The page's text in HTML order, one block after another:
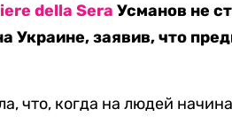
della Sera Усманов не
Украине, заявив, что
что, когда на людей